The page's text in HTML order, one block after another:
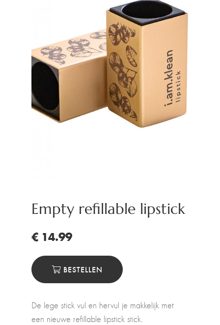
Empty refillable lipstick
€ 14.99
BESTELLEN
De lege stick vul en hervul je makkelijk met
een nieuwe refillable lipstick stick.